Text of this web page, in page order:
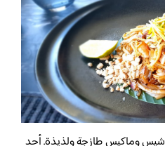
وماكيس طازجة ولذيذة. أحد